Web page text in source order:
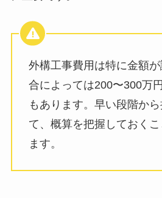
外構工事費用は特に金額
合によっては200〜300万
もあります。早い段階か
て、概算を把握しておく
ます。